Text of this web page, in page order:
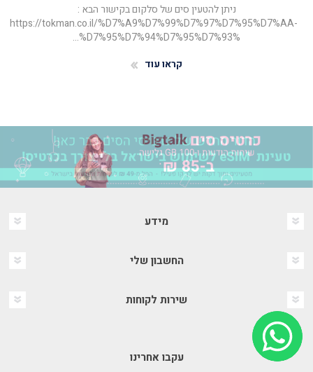
ניתן להטעין סים של סלקום בקישור הבא :
https://tokman.co.il/%D7%A9%D7%99%D7%97%D7%95%D7%AA-
%D7%95%D7%94%D7%95%D7%93%...
קראו עוד
מידע
החשבון שלי
שירות לקוחות
עקבו אחרינו